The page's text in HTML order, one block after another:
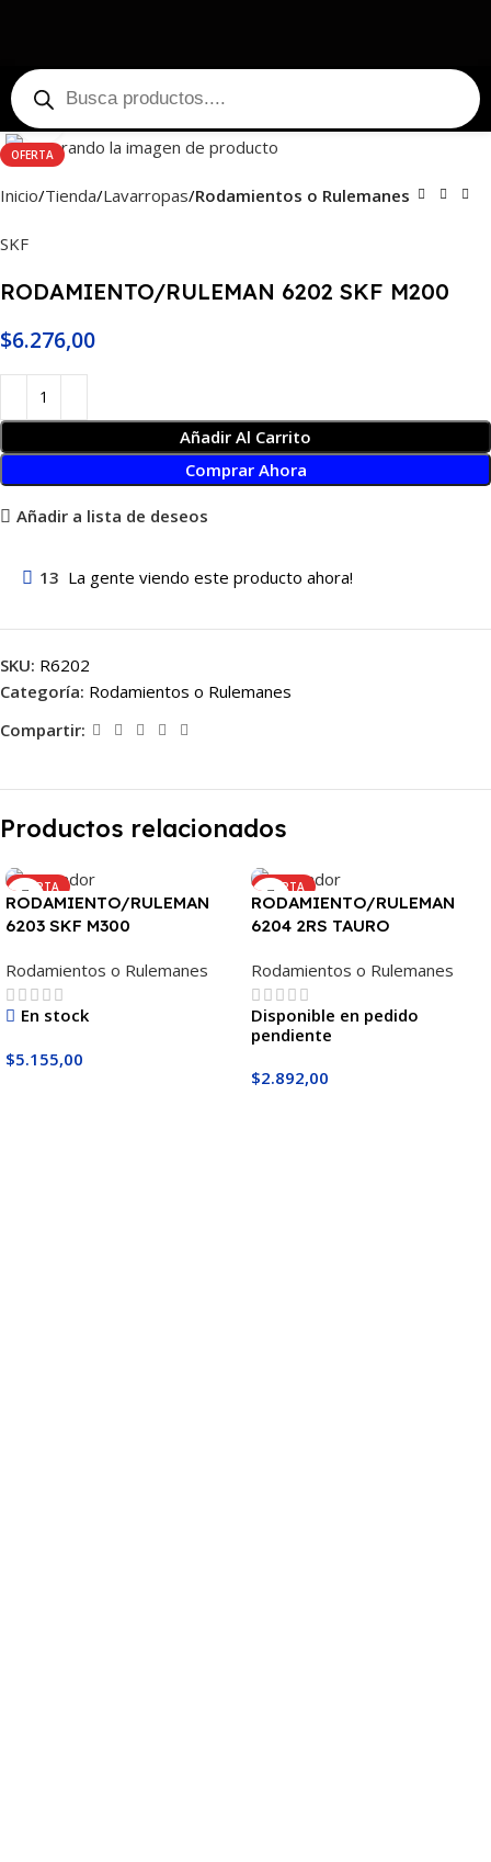
OFERTA
Inicio Tienda Lavarropas Rodamientos o Rulemanes
SKF
RODAMIENTO/RULEMAN 6202 SKF M200
$6.276,00
Añadir Al Carrito
Comprar Ahora
Añadir a lista de deseos
13 La gente viendo este producto ahora!
SKU: R6202
Categoría: Rodamientos o Rulemanes
Compartir:
Productos relacionados
OFERTA
RODAMIENTO/RULEMAN
6203 SKF M300
Rodamientos o Rulemanes
En stock
$5.155,00
OFERTA
RODAMIENTO/RULEMAN
6204 2RS TAURO
Rodamientos o Rulemanes
Disponible en pedido
pendiente
$2.892,00